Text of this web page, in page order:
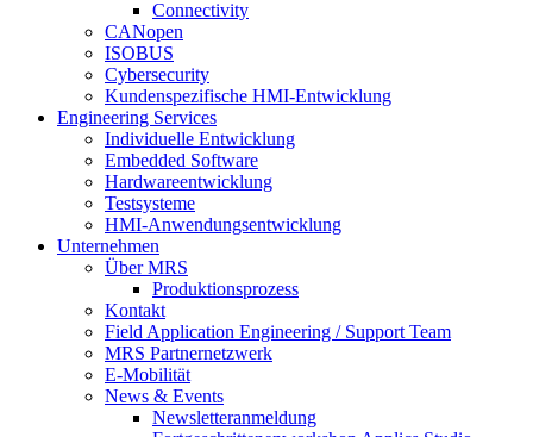
Connectivity
CANopen
ISOBUS
Cybersecurity
Kundenspezifische HMI-Entwicklung
Engineering Services
Individuelle Entwicklung
Embedded Software
Hardwareentwicklung
Testsysteme
HMI-Anwendungsentwicklung
Unternehmen
Über MRS
Produktionsprozess
Kontakt
Field Application Engineering / Support Team
MRS Partnernetzwerk
E-Mobilität
News & Events
Newsletteranmeldung